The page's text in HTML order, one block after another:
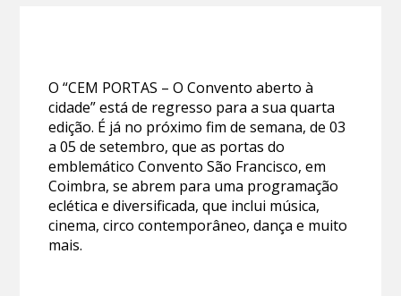
O “CEM PORTAS – O Convento aberto à
cidade” está de regresso para a sua quarta
edição. É já no próximo fim de semana, de 03
a 05 de setembro, que as portas do
emblemático Convento São Francisco, em
Coimbra, se abrem para uma programação
eclética e diversificada, que inclui música,
cinema, circo contemporâneo, dança e muito
mais.